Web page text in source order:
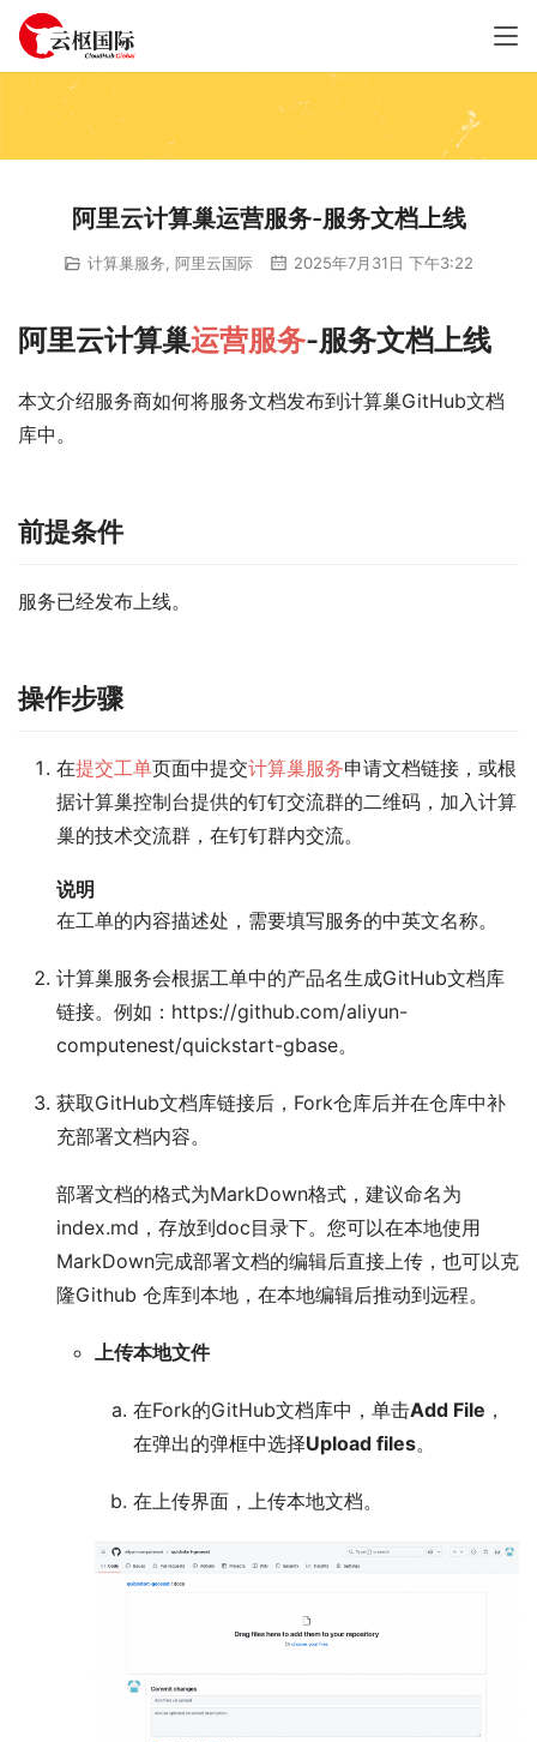
阿里云计算巢运营服务-服务文档上线
计算巢服务 阿里云国际 2025年7月31日 下午3:22
阿里云计算巢运营服务-服务文档上线
本文介绍服务商如何将服务文档发布到计算巢GitHub文档
库中。
前提条件
服务已经发布上线。
操作步骤
在提交工单页面中提交计算巢服务申请文档链接，或根
据计算巢控制台提供的钉钉交流群的二维码，加入计算
巢的技术交流群，在钉钉群内交流。
说明
在工单的内容描述处，需要填写服务的中英文名称。
计算巢服务会根据工单中的产品名生成GitHub文档库
链接。例如：https://github.com/aliyun-
computenest/quickstart-gbase。
获取GitHub文档库链接后，Fork仓库后并在仓库中补
充部署文档内容。
部署文档的格式为MarkDown格式，建议命名为
index.md，存放到doc目录下。您可以在本地使用
MarkDown完成部署文档的编辑后直接上传，也可以克
隆Github 仓库到本地，在本地编辑后推动到远程。
上传本地文件
在Fork的GitHub文档库中，单击Add File ，
在弹出的弹框中选择Upload files。
在上传界面，上传本地文档。